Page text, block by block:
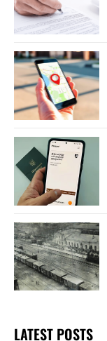
LATEST POSTS